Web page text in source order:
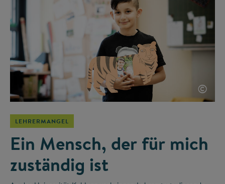
©
LEHRERMANGEL
Ein Mensch, der für mich
zuständig ist